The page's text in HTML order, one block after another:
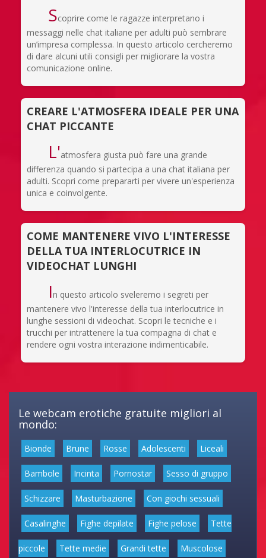
Scoprire come le ragazze interpretano i
messaggi nelle chat italiane per adulti può sembrare
un’impresa complessa. In questo articolo cercheremo
di dare alcuni utili consigli per migliorare la vostra
comunicazione online.
CREARE L'ATMOSFERA IDEALE PER UNA
CHAT PICCANTE
L'atmosfera giusta può fare una grande
differenza quando si partecipa a una chat italiana per
adulti. Scopri come prepararti per vivere un'esperienza
unica e coinvolgente.
COME MANTENERE VIVO L'INTERESSE
DELLA TUA INTERLOCUTRICE IN
VIDEOCHAT LUNGHI
In questo articolo sveleremo i segreti per
mantenere vivo l'interesse della tua interlocutrice in
lunghe sessioni di videochat. Scopri le tecniche e i
trucchi per intrattenere la tua compagna di chat e
rendere ogni vostra interazione indimenticabile.
Le webcam erotiche gratuite migliori al
mondo:
Bionde Brune Rosse Adolescenti Liceali
Bambole Incinta Pornostar Sesso di gruppo
Schizzare Masturbazione Con giochi sessuali
Casalinghe Fighe depilate Fighe pelose Tette
piccole Tette medie Grandi tette Muscolose